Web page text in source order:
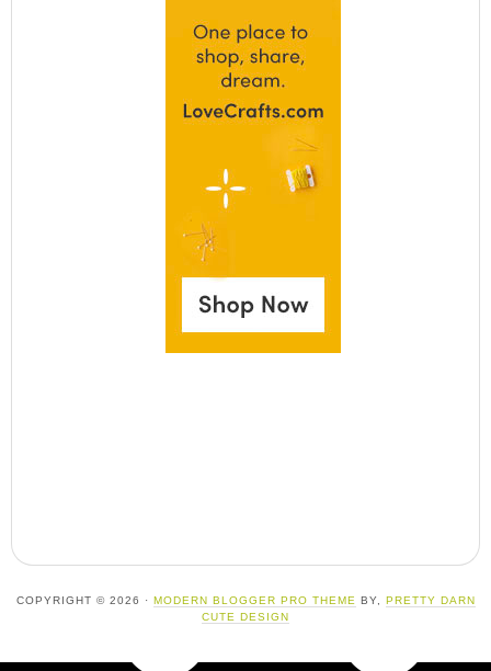
COPYRIGHT © 2026 · MODERN BLOGGER PRO THEME BY, PRETTY DARN
CUTE DESIGN